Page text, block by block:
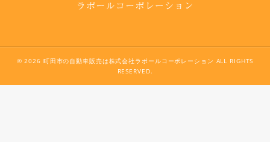
© 2026 町田市の自動車販売は株式会社ラポールコーポレーション ALL RIGHTS
RESERVED.